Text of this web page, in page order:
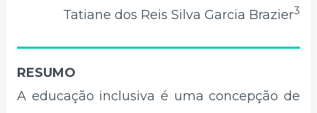
Tatiane dos Reis Silva Garcia Brazier3
RESUMO
A educação inclusiva é uma concepção de